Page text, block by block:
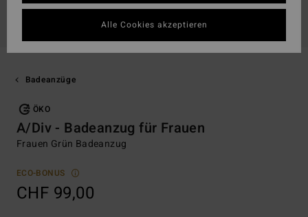
Badeanzüge
ÖKO
A/Div - Badeanzug für Frauen
Frauen Grün Badeanzug
ECO-BONUS
CHF 99,00
Alle Cookies akzeptieren